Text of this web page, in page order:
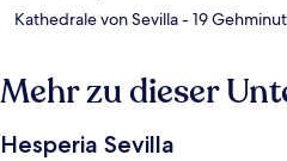
Kathedrale von Sevilla- 19
Mehr zu dieser
Hesperia Sevilla